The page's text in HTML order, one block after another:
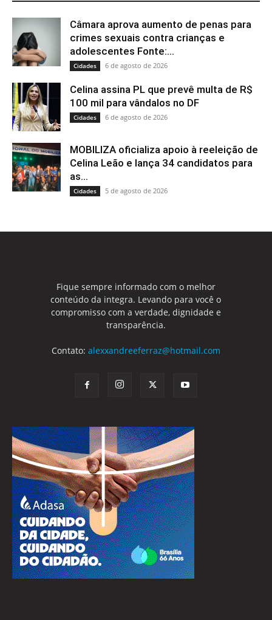
Câmara aprova aumento de penas para
crimes sexuais contra crianças e
adolescentes Fonte:...
Cidades 6 de agosto de 2026
Celina assina PL que prevê multa de R$
100 mil para vândalos no DF
Cidades 6 de agosto de 2026
MOBILIZA oficializa apoio à reeleição de
Celina Leão e lança 34 candidatos para
as...
Cidades 5 de agosto de 2026
Fique sempre informado com o melhor
conteúdo da integra. Levando para você o
compromisso com a verdade, dignidade e
transparência.
Contato: alexxandreeferraz@hotmail.com